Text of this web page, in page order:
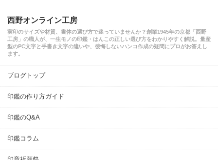
西野オンライン工房
実印のサイズや材質、書体の選び方で迷っていませんか？創業1945年の京都「西野
工房」の職人が、一生モノの印鑑・はんこの正しい選び方をわかりやすく解説。量産
型のPC文字と手書き文字の違いや、後悔しないハンコ作成の疑問にプロがお答えし
ます。
ブログトップ
印鑑の作り方ガイド
印鑑のQ&A
印鑑コラム